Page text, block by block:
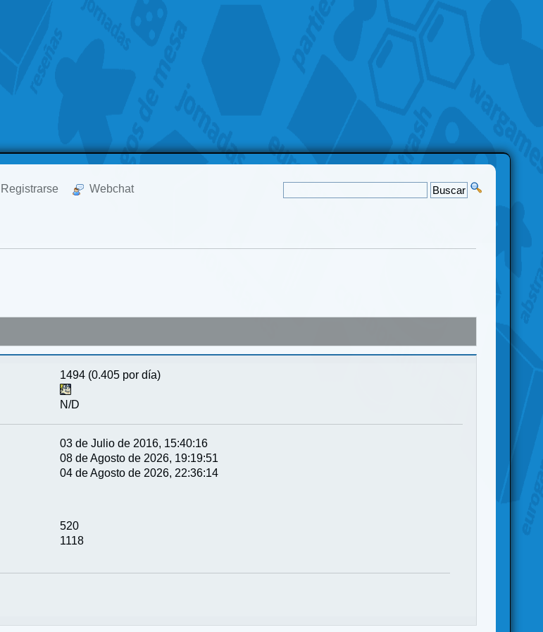
Registrarse Webchat
1494 (0.405 por día)
N/D
03 de Julio de 2016, 15:40:16
08 de Agosto de 2026, 19:19:51
04 de Agosto de 2026, 22:36:14
520
1118